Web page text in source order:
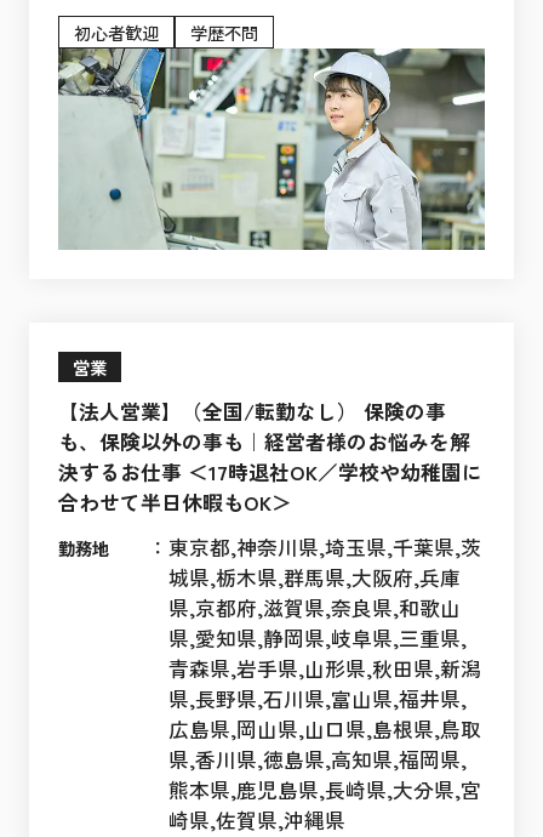
初心者歓迎 学歴不問
営業
【法人営業】（全国/転勤なし） 保険の事
も、保険以外の事も｜経営者様のお悩みを解
決するお仕事 ＜17時退社OK／学校や幼稚園に
合わせて半日休暇もOK＞
勤務地 ： 東京都,神奈川県,埼玉県,千葉県,茨
城県,栃木県,群馬県,大阪府,兵庫
県,京都府,滋賀県,奈良県,和歌山
県,愛知県,静岡県,岐阜県,三重県,
青森県,岩手県,山形県,秋田県,新潟
県,長野県,石川県,富山県,福井県,
広島県,岡山県,山口県,島根県,鳥取
県,香川県,徳島県,高知県,福岡県,
熊本県,鹿児島県,長崎県,大分県,宮
崎県,佐賀県,沖縄県